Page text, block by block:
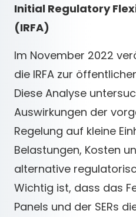
Initial Regulatory
(IRFA)
Im November 2022
die IRFA zur
Diese Analyse
Auswirkungen der
Regelung auf kleine
Belastungen, Kosten
alternative
Wichtig ist, dass das
Panels und der SERs